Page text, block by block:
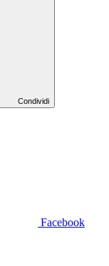
Condividi
Facebook